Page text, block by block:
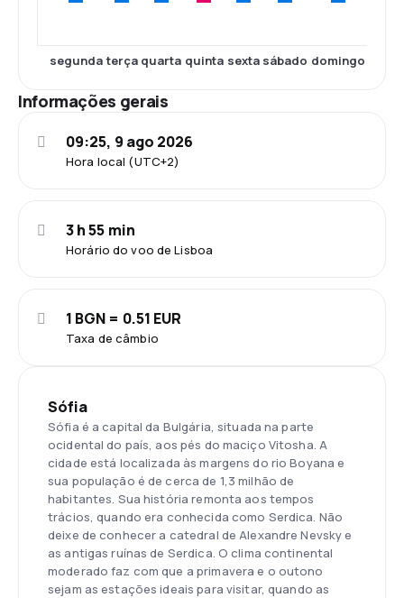
segunda terça quarta quinta sexta sábado domingo
Informações gerais
Hora local (UTC+2)
09:25, 9 ago 2026
Horário do voo de Lisboa
3 h 55 min
Taxa de câmbio
1 BGN = 0.51 EUR
Sófia
Sófia é a capital da Bulgária, situada na parte
ocidental do país, aos pés do maciço Vitosha. A
cidade está localizada às margens do rio Boyana e
sua população é de cerca de 1,3 milhão de
habitantes. Sua história remonta aos tempos
trácios, quando era conhecida como Serdica. Não
deixe de conhecer a catedral de Alexandre Nevsky e
as antigas ruínas de Serdica. O clima continental
moderado faz com que a primavera e o outono
sejam as estações ideais para visitar, quando as